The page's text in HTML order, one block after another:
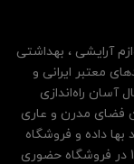
آرایشی ، بهداشتی
معتبر ایرانی و
آسان راه‌اندازی
فضای مدرن و عاری
داده و فروشگاه
اینترنتی خود را بر پایه سال‌ها تجربه از سال 1395 در فروشگاه حضوری